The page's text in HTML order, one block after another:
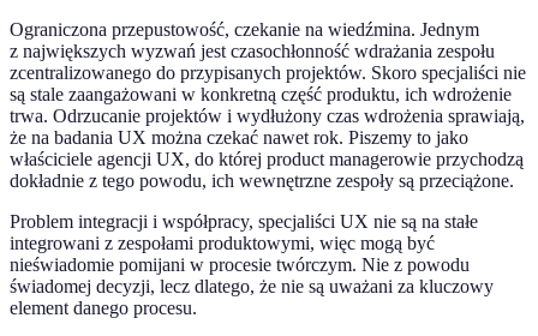
Ograniczona przepustowość, czekanie na wiedźmina. Jednym
z największych wyzwań jest czasochłonność wdrażania zespołu
zcentralizowanego do przypisanych projektów. Skoro specjaliści nie
są stale zaangażowani w konkretną część produktu, ich wdrożenie
trwa. Odrzucanie projektów i wydłużony czas wdrożenia sprawiają,
że na badania UX można czekać nawet rok. Piszemy to jako
właściciele agencji UX, do której product managerowie przychodzą
dokładnie z tego powodu, ich wewnętrzne zespoły są przeciążone.
Problem integracji i współpracy, specjaliści UX nie są na stałe
integrowani z zespołami produktowymi, więc mogą być
nieświadomie pomijani w procesie twórczym. Nie z powodu
świadomej decyzji, lecz dlatego, że nie są uważani za kluczowy
element danego procesu.